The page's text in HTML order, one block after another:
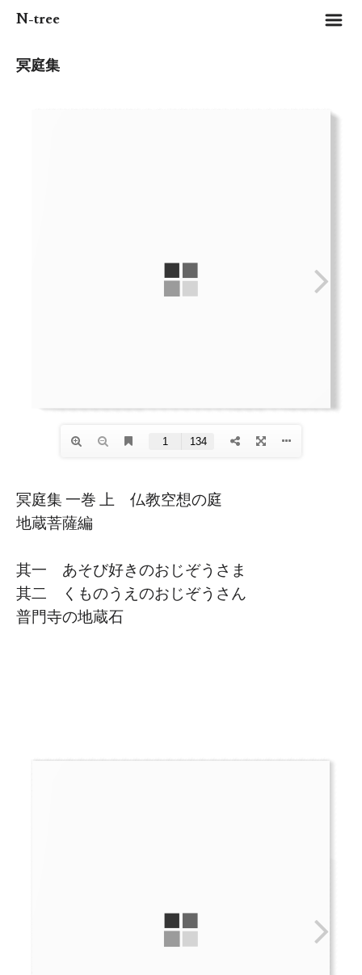
N-tree m
冥庭集
冥庭集 一巻 上 仏教空想の庭
地蔵菩薩編
其一 あそび好きのおじぞうさま
其二 くものうえのおじぞうさん
普門寺の地蔵石